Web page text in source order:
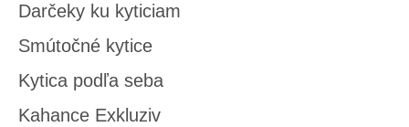
Darčeky ku kyticiam
Smútočné kytice
Kytica podľa seba
Kahance Exkluziv